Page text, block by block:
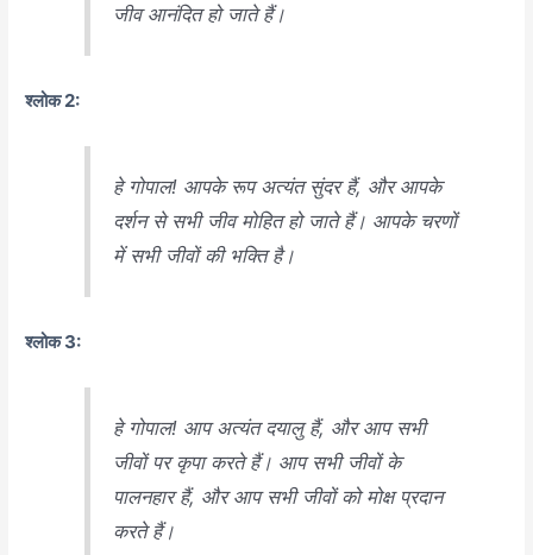
जीव आनंदित हो जाते हैं।
श्लोक 2:
हे गोपाल! आपके रूप अत्यंत सुंदर हैं, और आपके
दर्शन से सभी जीव मोहित हो जाते हैं। आपके चरणों
में सभी जीवों की भक्ति है।
श्लोक 3:
हे गोपाल! आप अत्यंत दयालु हैं, और आप सभी
जीवों पर कृपा करते हैं। आप सभी जीवों के
पालनहार हैं, और आप सभी जीवों को मोक्ष प्रदान
करते हैं।